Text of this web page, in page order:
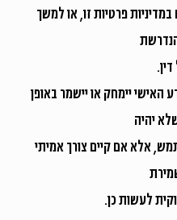
פרטיות זו, או למשך
האישי יימחק או יישמר באופן
יהיה
אלא אם קיים צורך אמיתי
לעשות כן.